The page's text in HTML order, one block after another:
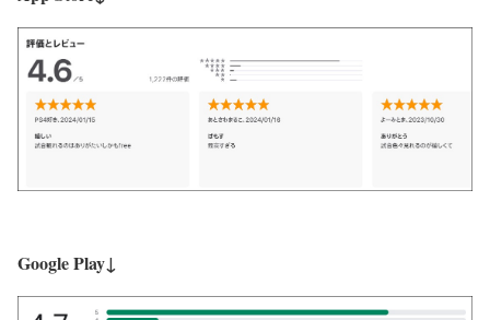
Google Play↓